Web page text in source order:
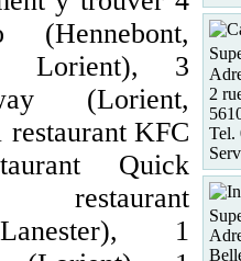
(Hennebont,
Lorient), 3
(Lorient,
KFC
Quick
1
2
Tel.